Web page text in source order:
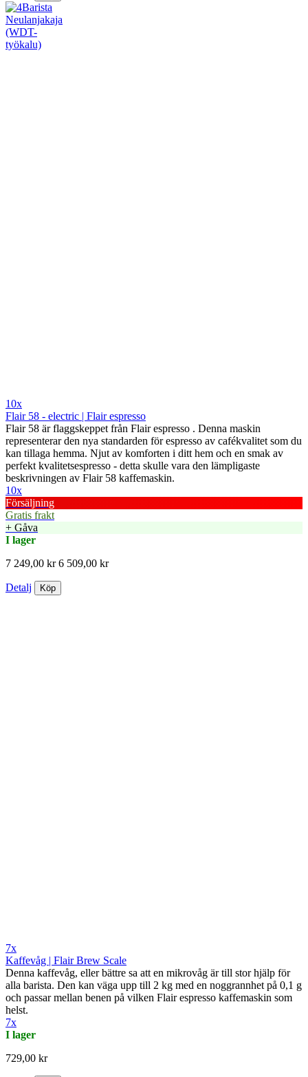
10x
Flair 58 - electric | Flair espresso
Flair 58 är flaggskeppet från Flair espresso . Denna maskin
representerar den nya standarden för espresso av cafékvalitet som du
kan tillaga hemma. Njut av komforten i ditt hem och en smak av
perfekt kvalitetsespresso - detta skulle vara den lämpligaste
beskrivningen av Flair 58 kaffemaskin.
10x
Försäljning
Gratis frakt
+ Gåva
I lager
7 249,00 kr 6 509,00 kr
Detalj Köp
7x
Kaffevåg | Flair Brew Scale
Denna kaffevåg, eller bättre sa att en mikrovåg är till stor hjälp för
alla barista. Den kan väga upp till 2 kg med en noggrannhet på 0,1 g
och passar mellan benen på vilken Flair espresso kaffemaskin som
helst.
7x
I lager
729,00 kr